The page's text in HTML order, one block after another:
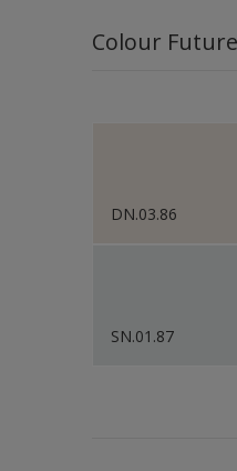
Colour
DN.03.86
SN.01.87